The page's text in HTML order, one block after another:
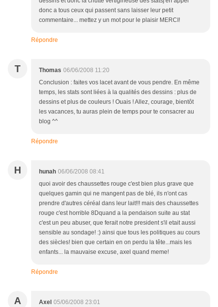
donc a tous ceux qui passent sans laisser leur petit
commentaire... mettez y un mot pour le plaisir MERCI!
Répondre
T Thomas 06/06/2008 11:20
Conclusion : faites vos lacet avant de vous pendre. En même
temps, les stats sont liées à la qualités des dessins : plus de
dessins et plus de couleurs ! Ouais ! Allez, courage, bientôt
les vacances, tu auras plein de temps pour te consacrer au
blog ^^
Répondre
H hunah 06/06/2008 08:41
quoi avoir des chaussettes rouge c'est bien plus grave que
quelques gamin qui ne mangent pas de blé, ils n'ont cas
prendre d'autres céréal dans leur lait!!! mais des chaussettes
rouge c'est horrible 8Dquand a la pendaison suite au stat
c'est un peu abuser, que ferait notre president s'il etait aussi
sensible au sondage! :) ainsi que tous les politiques au cours
des siècles! bien que certain en on perdu la tête...mais les
enfants... la mauvaise excuse, axel quand meme!
Répondre
A Axel 05/06/2008 23:01